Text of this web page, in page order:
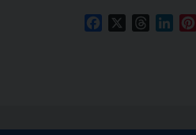
FacebookThreads